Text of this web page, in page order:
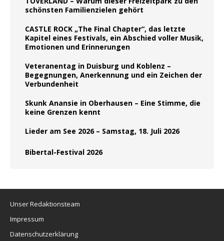
schönsten Familienzielen gehört
CASTLE ROCK „The Final Chapter“, das letzte
Kapitel eines Festivals, ein Abschied voller Musik,
Emotionen und Erinnerungen
Veteranentag in Duisburg und Koblenz –
Begegnungen, Anerkennung und ein Zeichen der
Verbundenheit
Skunk Anansie in Oberhausen – Eine Stimme, die
keine Grenzen kennt
Lieder am See 2026 – Samstag, 18. Juli 2026
Bibertal-Festival 2026
Unser Redaktionsteam
Impressum
Datenschutzerklärung